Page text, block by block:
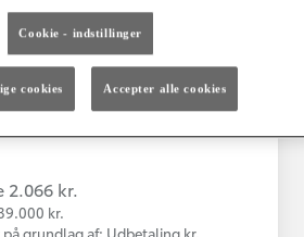
43.000 km
Geartype
Automatisk
gearkasse
Vis mere
kr.
kr.
grundlag af: Udbetaling kr.
Cookie - indstillinger
cookies Accepter alle cookies